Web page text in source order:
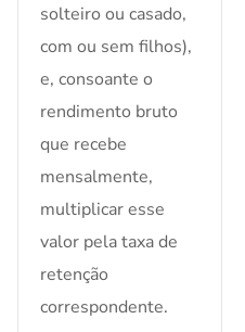
solteiro ou casado,
com ou sem filhos),
e, consoante o
rendimento bruto
que recebe
mensalmente,
multiplicar esse
valor pela taxa de
retenção
correspondente.